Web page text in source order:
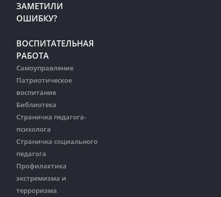
ЗАМЕТИЛИ
ОШИБКУ?
ВОСПИТАТЕЛЬНАЯ
РАБОТА
Самоуправление
Патриотическое
воспитание
Библиотека
Страничка педагога-
психолога
Страничка социального
педагога
Профилактика
экстремизма и
терроризма